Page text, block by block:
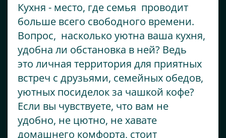
Кухня - место, где семья проводит
больше всего свободного времени.
Вопрос, насколько уютна ваша кухня,
удобна ли обстановка в ней? Ведь
это личная территория для приятных
встреч с друзьями, семейных обедов,
уютных посиделок за чашкой кофе?
Если вы чувствуете, что вам не
удобно, не цютно, не хавате
домашнего комфорта, стоит